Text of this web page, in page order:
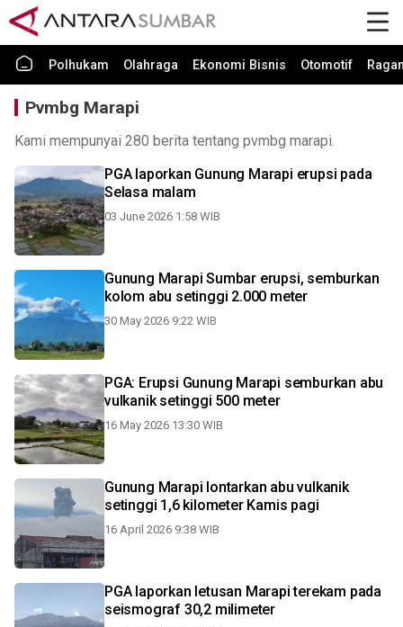
Polhukam Olahraga Ekonomi Bisnis Otomotif
Pvmbg Marapi
Kami mempunyai 280 berita tentang pvmbg marapi.
PGA laporkan Gunung Marapi erupsi pada
Selasa malam
03 June 2026 1:58 WIB
Gunung Marapi Sumbar erupsi, semburkan
kolom abu setinggi 2.000 meter
30 May 2026 9:22 WIB
PGA: Erupsi Gunung Marapi semburkan abu
vulkanik setinggi 500 meter
16 May 2026 13:30 WIB
Gunung Marapi lontarkan abu vulkanik
setinggi 1,6 kilometer Kamis pagi
16 April 2026 9:38 WIB
PGA laporkan letusan Marapi terekam pada
seismograf 30,2 milimeter